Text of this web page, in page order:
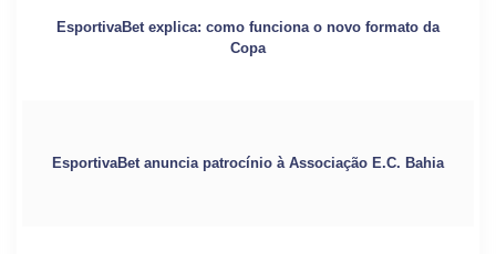
EsportivaBet explica: como funciona o novo formato da
Copa
EsportivaBet anuncia patrocínio à Associação E.C. Bahia